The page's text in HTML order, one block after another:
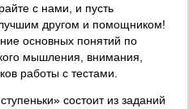
с нами, и пусть
другом и помощником!
основных понятий по
мышления, внимания,
работы с тестами.
состоит из заданий